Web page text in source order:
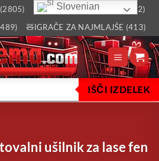
🏡VSE ZA DOM IN VRT (2512)
🧸IGRAČE ZA NAJMLAJŠE (413)
IŠČI IZDELEK
ušilnik za lase fen
Slovenian